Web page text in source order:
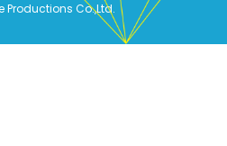
Productions Co.,Ltd.